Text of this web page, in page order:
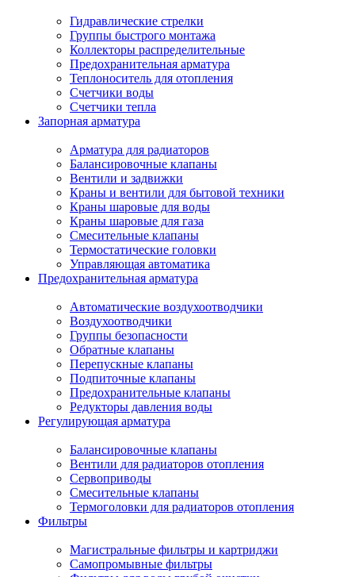
Гидравлические стрелки
Группы быстрого монтажа
Коллекторы распределительные
Предохранительная арматура
Теплоноситель для отопления
Счетчики воды
Счетчики тепла
Запорная арматура
Арматура для радиаторов
Балансировочные клапаны
Вентили и задвижки
Краны и вентили для бытовой техники
Краны шаровые для воды
Краны шаровые для газа
Смесительные клапаны
Термостатические головки
Управляющая автоматика
Предохранительная арматура
Автоматические воздухоотводчики
Воздухоотводчики
Группы безопасности
Обратные клапаны
Перепускные клапаны
Подпиточные клапаны
Предохранительные клапаны
Редукторы давления воды
Регулирующая арматура
Балансировочные клапаны
Вентили для радиаторов отопления
Сервоприводы
Смесительные клапаны
Термоголовки для радиаторов отопления
Фильтры
Магистральные фильтры и картриджи
Самопромывные фильтры